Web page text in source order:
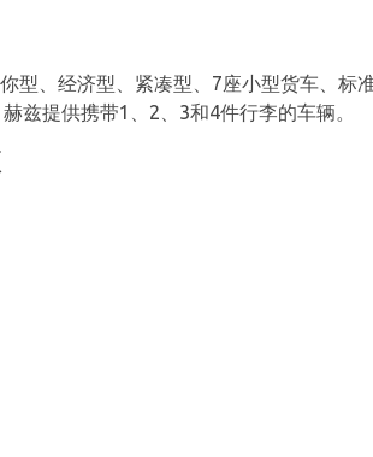
型、经济型、紧凑型、7座小型货车、标
兹提供携带1、2、3和4件行李的车辆。